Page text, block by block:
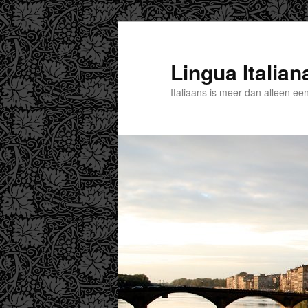
Spring
naar
de
primaire
inhoud
Lingua
Italiaans is meer dan alleen